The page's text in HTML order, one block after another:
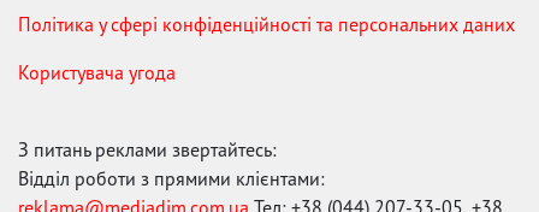
Політика у сфері конфіденційності та персональних даних
Користувача угода
З питань реклами звертайтесь:
Відділ роботи з прямими клієнтами:
reklama@mediadim.com.ua Тел: +38 (044) 207-33-05, +38